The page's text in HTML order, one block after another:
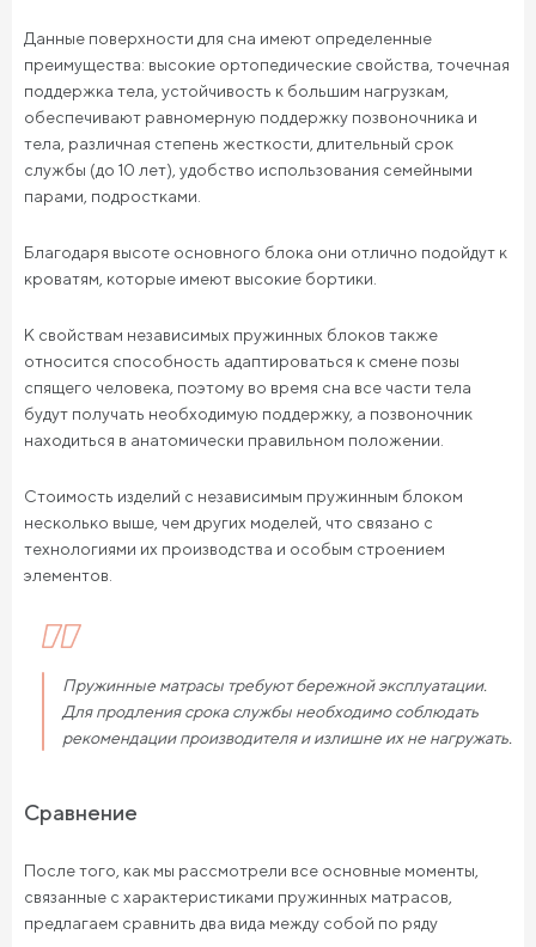
Данные поверхности для сна имеют определенные
преимущества: высокие ортопедические свойства, точечная
поддержка тела, устойчивость к большим нагрузкам,
обеспечивают равномерную поддержку позвоночника и
тела, различная степень жесткости, длительный срок
службы (до 10 лет), удобство использования семейными
парами, подростками.
Благодаря высоте основного блока они отлично подойдут к
кроватям, которые имеют высокие бортики.
К свойствам независимых пружинных блоков также
относится способность адаптироваться к смене позы
спящего человека, поэтому во время сна все части тела
будут получать необходимую поддержку, а позвоночник
находиться в анатомически правильном положении.
Стоимость изделий с независимым пружинным блоком
несколько выше, чем других моделей, что связано с
технологиями их производства и особым строением
элементов.
Пружинные матрасы требуют бережной эксплуатации.
Для продления срока службы необходимо соблюдать
рекомендации производителя и излишне их не нагружать.
Сравнение
После того, как мы рассмотрели все основные моменты,
связанные с характеристиками пружинных матрасов,
предлагаем сравнить два вида между собой по ряду